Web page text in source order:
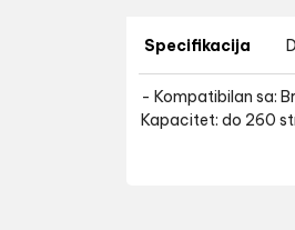
Specifikacija
- Kompatibilan sa:
Kapacitet: do 260